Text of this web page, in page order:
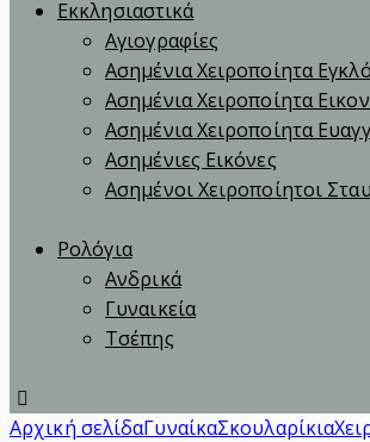
Εκκλησιαστικά
Αγιογραφίες
Ασημένια Χειροποίητα
Ασημένια Χειροποίητα
Ασημένια Χειροποίητα
Ασημένιες Εικόνες
Ασημένοι Χειροποίητοι
Ρολόγια
Ανδρικά
Γυναικεία
Τσέπης
Αρχική σελίδαΓυναίκαΣκουλαρίκια